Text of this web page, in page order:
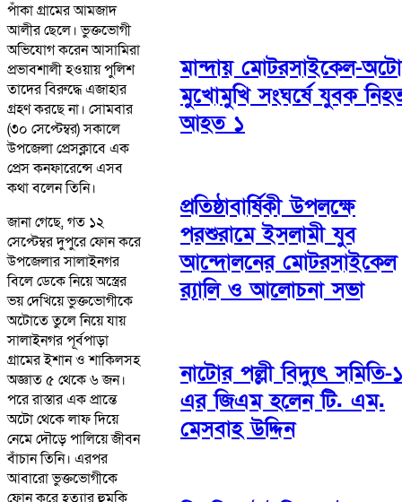
পাঁকা গ্রামের আমজাদ
আলীর ছেলে। ভুক্তভোগী
অভিযোগ করেন আসামিরা
প্রভাবশালী হওয়ায় পুলিশ
তাদের বিরুদ্ধে এজাহার
গ্রহণ করছে না। সোমবার
(৩০ সেপ্টেম্বর) সকালে
উপজেলা প্রেসক্লাবে এক
প্রেস কনফারেন্সে এসব
কথা বলেন তিনি।
জানা গেছে, গত ১২
সেপ্টেম্বর দুপুরে ফোন করে
উপজেলার সালাইনগর
বিলে ডেকে নিয়ে অস্ত্রের
ভয় দেখিয়ে ভুক্তভোগীকে
অটোতে তুলে নিয়ে যায়
সালাইনগর পূর্বপাড়া
গ্রামের ইশান ও শাকিলসহ
অজ্ঞাত ৫ থেকে ৬ জন।
পরে রাস্তার এক প্রান্তে
অটো থেকে লাফ দিয়ে
নেমে দৌড়ে পালিয়ে জীবন
বাঁচান তিনি। এরপর
আবারো ভুক্তভোগীকে
মান্দায় মোটরসাইকেল-
মুখোমুখি সংঘর্ষে যুবক
আহত ১
প্রতিষ্ঠাবার্ষিকী উপলক্ষে
পরশুরামে ইসলামী যুব
আন্দোলনের মোটরসাইকেল
র‌্যালি ও আলোচনা সভা
নাটোর পল্লী বিদ্যুৎ সমিতি-
এর জিএম হলেন টি. এম.
মেসবাহ উদ্দিন